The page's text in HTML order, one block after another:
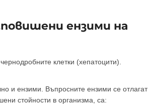
ензими на
клетки (хепатоцити).
и ензими. Въпросните ензими се отлагат
стойности в организма, са: